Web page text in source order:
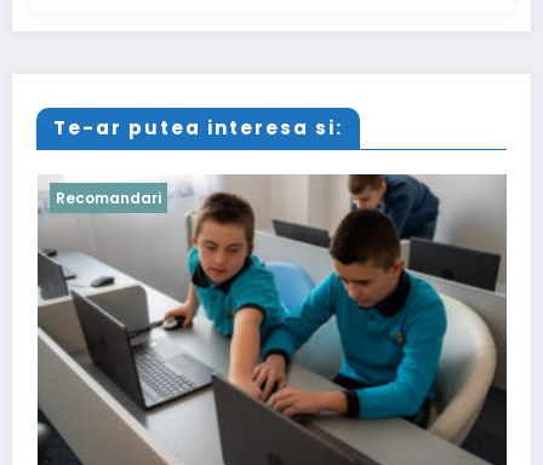
Te-ar putea interesa si:
Recomandari